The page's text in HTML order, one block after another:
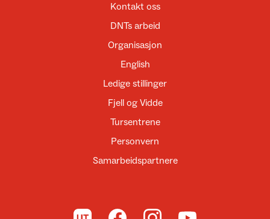
Kontakt oss
DNTs arbeid
Organisasjon
English
Ledige stillinger
Fjell og Vidde
Tursentrene
Personvern
Samarbeidspartnere
Til UT.no Til DNT på Facebook
Til DNT på Instagram
Til DNT på YouTube